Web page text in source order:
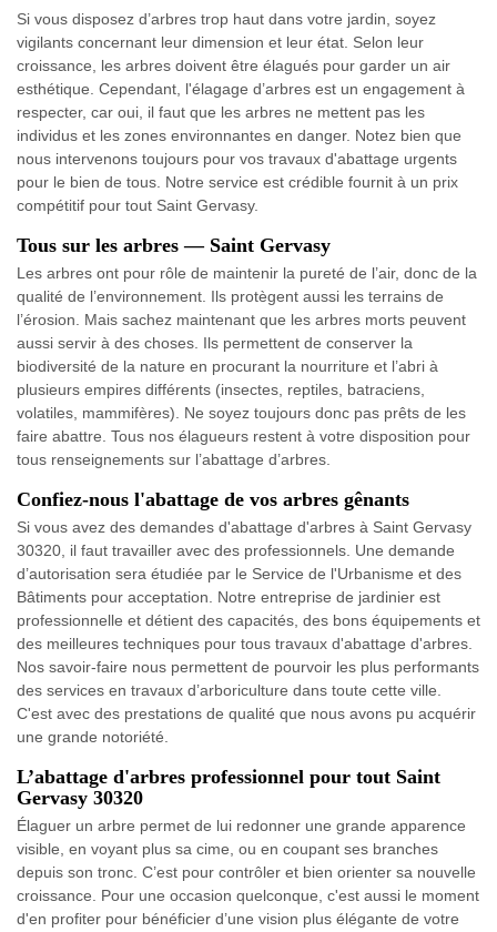
Si vous disposez d’arbres trop haut dans votre jardin, soyez
vigilants concernant leur dimension et leur état. Selon leur
croissance, les arbres doivent être élagués pour garder un air
esthétique. Cependant, l'élagage d’arbres est un engagement à
respecter, car oui, il faut que les arbres ne mettent pas les
individus et les zones environnantes en danger. Notez bien que
nous intervenons toujours pour vos travaux d'abattage urgents
pour le bien de tous. Notre service est crédible fournit à un prix
compétitif pour tout Saint Gervasy.
Tous sur les arbres — Saint Gervasy
Les arbres ont pour rôle de maintenir la pureté de l’air, donc de la
qualité de l’environnement. Ils protègent aussi les terrains de
l’érosion. Mais sachez maintenant que les arbres morts peuvent
aussi servir à des choses. Ils permettent de conserver la
biodiversité de la nature en procurant la nourriture et l’abri à
plusieurs empires différents (insectes, reptiles, batraciens,
volatiles, mammifères). Ne soyez toujours donc pas prêts de les
faire abattre. Tous nos élagueurs restent à votre disposition pour
tous renseignements sur l’abattage d’arbres.
Confiez-nous l'abattage de vos arbres gênants
Si vous avez des demandes d'abattage d'arbres à Saint Gervasy
30320, il faut travailler avec des professionnels. Une demande
d’autorisation sera étudiée par le Service de l'Urbanisme et des
Bâtiments pour acceptation. Notre entreprise de jardinier est
professionnelle et détient des capacités, des bons équipements et
des meilleures techniques pour tous travaux d'abattage d'arbres.
Nos savoir-faire nous permettent de pourvoir les plus performants
des services en travaux d’arboriculture dans toute cette ville.
C'est avec des prestations de qualité que nous avons pu acquérir
une grande notoriété.
L’abattage d'arbres professionnel pour tout Saint
Gervasy 30320
Élaguer un arbre permet de lui redonner une grande apparence
visible, en voyant plus sa cime, ou en coupant ses branches
depuis son tronc. C’est pour contrôler et bien orienter sa nouvelle
croissance. Pour une occasion quelconque, c'est aussi le moment
d'en profiter pour bénéficier d’une vision plus élégante de votre